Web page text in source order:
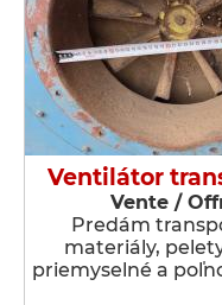
Ventilátor
Vente /
Predám
materiály,
priemyselné a